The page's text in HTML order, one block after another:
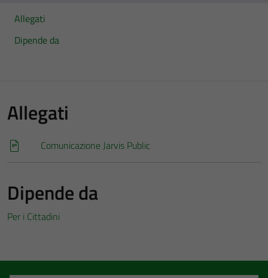
Allegati
Dipende da
Allegati
Comunicazione Jarvis Public
Dipende da
Per i Cittadini